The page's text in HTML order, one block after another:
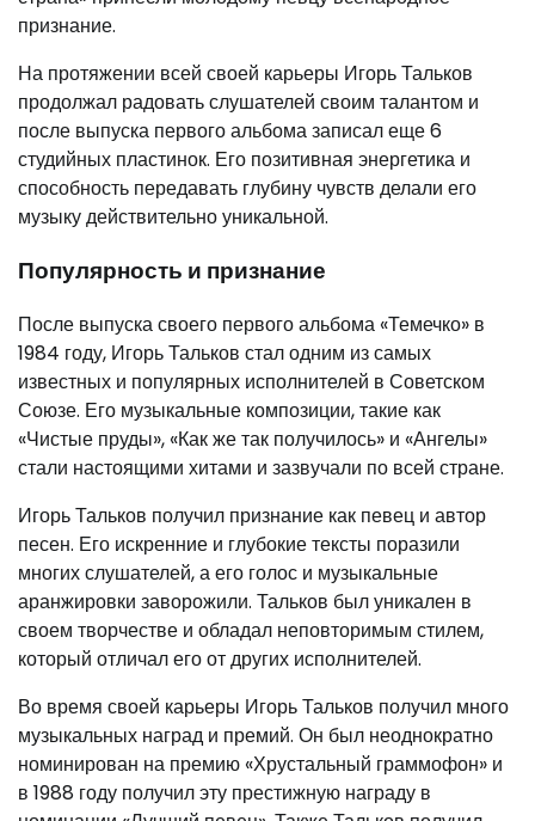
признание.
На протяжении всей своей карьеры Игорь Тальков
продолжал радовать слушателей своим талантом и
после выпуска первого альбома записал еще 6
студийных пластинок. Его позитивная энергетика и
способность передавать глубину чувств делали его
музыку действительно уникальной.
Популярность и признание
После выпуска своего первого альбома «Темечко» в
1984 году, Игорь Тальков стал одним из самых
известных и популярных исполнителей в Советском
Союзе. Его музыкальные композиции, такие как
«Чистые пруды», «Как же так получилось» и «Ангелы»
стали настоящими хитами и зазвучали по всей стране.
Игорь Тальков получил признание как певец и автор
песен. Его искренние и глубокие тексты поразили
многих слушателей, а его голос и музыкальные
аранжировки заворожили. Тальков был уникален в
своем творчестве и обладал неповторимым стилем,
который отличал его от других исполнителей.
Во время своей карьеры Игорь Тальков получил много
музыкальных наград и премий. Он был неоднократно
номинирован на премию «Хрустальный граммофон» и
в 1988 году получил эту престижную награду в